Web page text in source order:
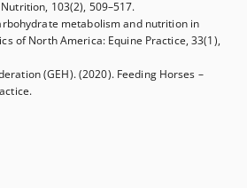
103(2), 509–517.
metabolism and nutrition in
of North America: Equine Practice, 33(1),
(GEH). (2020). Feeding Horses –